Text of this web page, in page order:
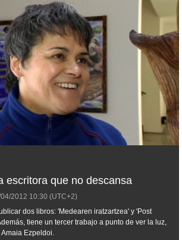
escritora que no descansa
2012 10:30 (UTC+2)
dos libros: 'Medearen iratzartzea' y 'Post
tiene un tercer trabajo a punto de ver la luz,
Amaia Ezpeldoi.